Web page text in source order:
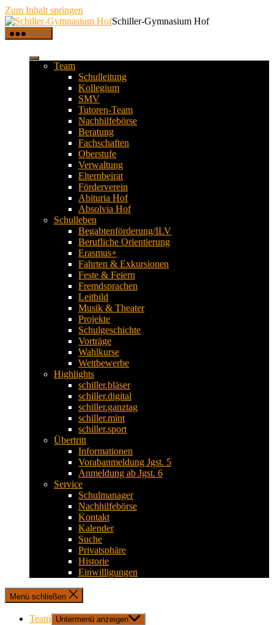
Zum Inhalt springen
Schiller-Gymnasium Hof
Menü
Team
Schulleitung
Kollegium
SMV
Tutoren-Team
Nachhilfebörse
Beratung
Fachschaften
Oberstufe
Verwaltung
Elternbeirat
Förderverein
Abituria Hof
Absolvia Hof
Schulleben
Begabtenförderung/ILV
Berufliche Orientierung
Erasmus+
Fahrten & Exkursionen
Feste & Feiern
Fremdsprachen
Leitbild
Musik & Theater
Projekte
Schulgeschichte
Vorträge
Wahlkurse
Wettbewerbe
Highlights
schiller.bläser
schiller.digital
schiller.ganztag
schiller.mint
schiller.sport
Übertritt
Informationen
Vorabanmeldung Jgst. 5
Anmeldung ab Jgst. 6
Service
Schulmanager
Nachhilfebörse
Kontakt
Kalender
Suche
Privatsphäre
Historie
Einwilligungen
Menü schließen
Team Untermenü anzeigen